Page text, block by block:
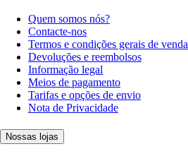
Quem somos nós?
Contacte-nos
Termos e condições gerais de venda
Devoluções e reembolsos
Informação legal
Meios de pagamento
Tarifas e opções de envio
Nota de Privacidade
Nossas lojas